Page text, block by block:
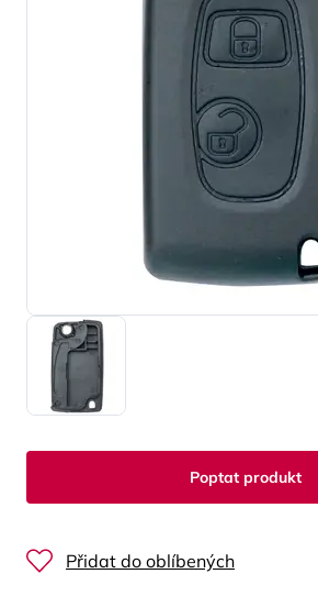
Poptat produkt
Přidat do oblíbených